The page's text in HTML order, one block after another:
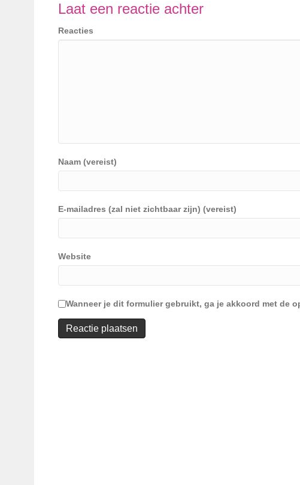
Laat een reactie achter
Reacties
Naam (vereist)
E-mailadres (zal niet zichtbaar zijn) (vereist)
Website
Wanneer je dit formulier gebruikt, ga je akkoord met de